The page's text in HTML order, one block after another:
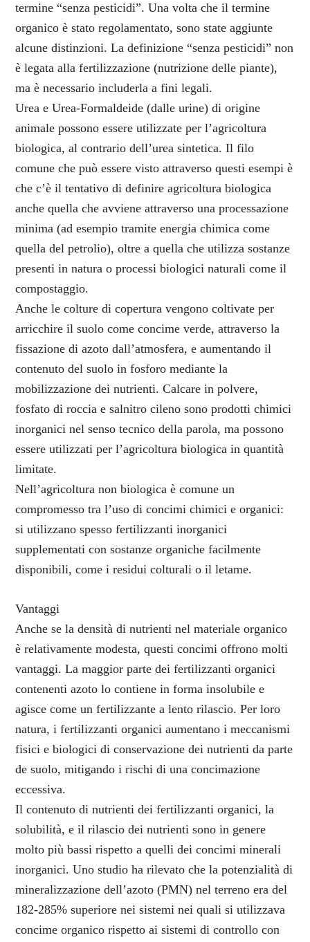
termine “senza pesticidi”. Una volta che il termine
organico è stato regolamentato, sono state aggiunte
alcune distinzioni. La definizione “senza pesticidi” non
è legata alla fertilizzazione (nutrizione delle piante),
ma è necessario includerla a fini legali.
Urea e Urea-Formaldeide (dalle urine) di origine
animale possono essere utilizzate per l’agricoltura
biologica, al contrario dell’urea sintetica. Il filo
comune che può essere visto attraverso questi esempi è
che c’è il tentativo di definire agricoltura biologica
anche quella che avviene attraverso una processazione
minima (ad esempio tramite energia chimica come
quella del petrolio), oltre a quella che utilizza sostanze
presenti in natura o processi biologici naturali come il
compostaggio.
Anche le colture di copertura vengono coltivate per
arricchire il suolo come concime verde, attraverso la
fissazione di azoto dall’atmosfera, e aumentando il
contenuto del suolo in fosforo mediante la
mobilizzazione dei nutrienti. Calcare in polvere,
fosfato di roccia e salnitro cileno sono prodotti chimici
inorganici nel senso tecnico della parola, ma possono
essere utilizzati per l’agricoltura biologica in quantità
limitate.
Nell’agricoltura non biologica è comune un
compromesso tra l’uso di concimi chimici e organici:
si utilizzano spesso fertilizzanti inorganici
supplementati con sostanze organiche facilmente
disponibili, come i residui colturali o il letame.
Vantaggi
Anche se la densità di nutrienti nel materiale organico
è relativamente modesta, questi concimi offrono molti
vantaggi. La maggior parte dei fertilizzanti organici
contenenti azoto lo contiene in forma insolubile e
agisce come un fertilizzante a lento rilascio. Per loro
natura, i fertilizzanti organici aumentano i meccanismi
fisici e biologici di conservazione dei nutrienti da parte
de suolo, mitigando i rischi di una concimazione
eccessiva.
Il contenuto di nutrienti dei fertilizzanti organici, la
solubilità, e il rilascio dei nutrienti sono in genere
molto più bassi rispetto a quelli dei concimi minerali
inorganici. Uno studio ha rilevato che la potenzialità di
mineralizzazione dell’azoto (PMN) nel terreno era del
182-285% superiore nei sistemi nei quali si utilizzava
concime organico rispetto ai sistemi di controllo con